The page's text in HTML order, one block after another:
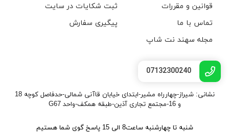
قوانین و مقررات
ثبت شکایات در سایت
تماس با ما
پیگیری سفارش
مجله سهند نت شاپ
07132300240
نشانی: شیراز-چهارراه مشیر-ابتدای خیابان قاآنی شمالی-حدفاصل کوچه 18
و 16-مجتمع تجاری آذین-طبقه همکف-واحد G67
شنبه تا چهارشنبه ساعت8 الی 15 پاسخ گوی شما هستیم